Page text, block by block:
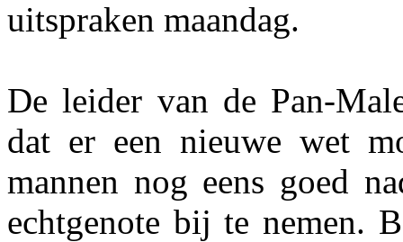
uitspraken maandag.
De leider van de Pan-
dat er een nieuwe wet
mannen nog eens goed
echtgenote bij te nemen.